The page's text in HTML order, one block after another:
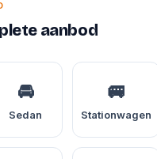
aanbod
🚘
Sedan
🚐
Stationwagen